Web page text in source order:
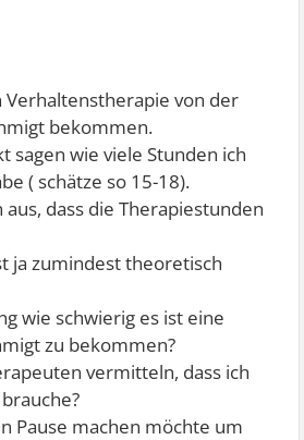
Verhaltenstherapie von der
bekommen.
sagen wie viele Stunden ich
( schätze so 15-18).
dass die Therapiestunden
ja zumindest theoretisch
wie schwierig es ist eine
zu bekommen?
vermitteln, dass ich
Pause machen möchte um